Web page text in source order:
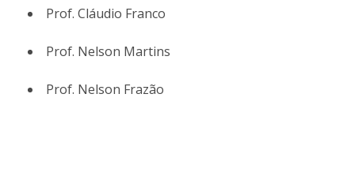
Prof. Cláudio Franco
Prof. Nelson Martins
Prof. Nelson Frazão